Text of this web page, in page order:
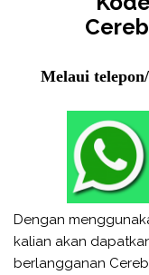
Melaui
Dengan
kalian akan
berlangganan